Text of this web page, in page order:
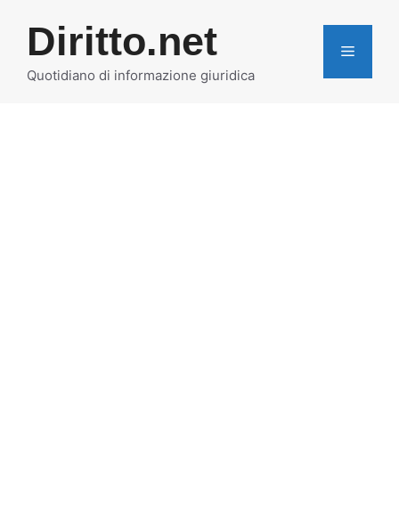
contenuto
Diritto.net
Quotidiano di informazione giuridica
MENU